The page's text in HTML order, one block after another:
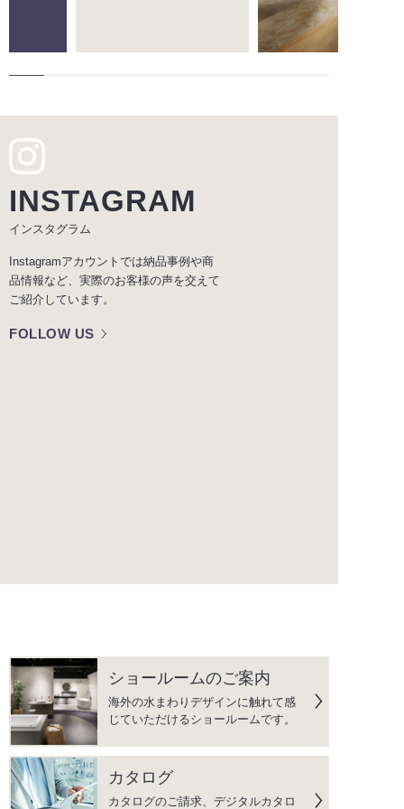
INSTAGRAM
インスタグラム
Instagramアカウントでは納品事例や商
品情報など、実際のお客様の声を交えて
ご紹介しています。
FOLLOW US
ショールームのご案内
海外の水まわりデザインに触れて感
じていただけるショールームです。
カタログ
カタログのご請求、デジタルカタロ